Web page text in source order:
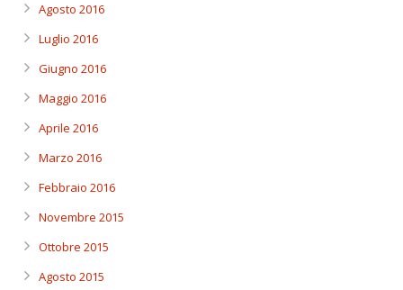
Agosto 2016
Luglio 2016
Giugno 2016
Maggio 2016
Aprile 2016
Marzo 2016
Febbraio 2016
Novembre 2015
Ottobre 2015
Agosto 2015